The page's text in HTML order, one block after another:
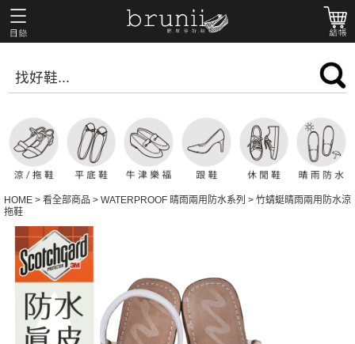
HOME > 看全部商品 > WATERPROOF 晴雨兩用防水系列 > 竹蜻蜓晴雨兩用防水涼
拖鞋